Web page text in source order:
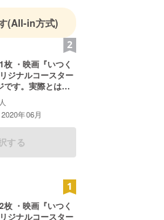
(All-in方式)
枚 ・映画『いつく
ジナルコースター
です。実際とは異
ます。
年06月
する
枚 ・映画『いつく
ジナルコースター